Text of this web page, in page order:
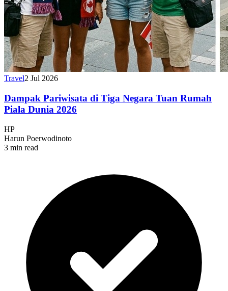
Travel2 Jul 2026
Dampak Pariwisata di Tiga Negara Tuan Rumah
Piala Dunia 2026
HP
Harun Poerwodinoto
3 min read